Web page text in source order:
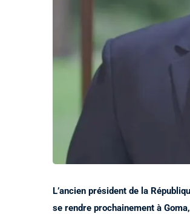
L’ancien président de la
se rendre prochainement à